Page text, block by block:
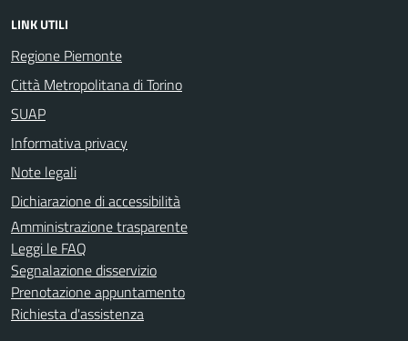
LINK UTILI
Regione Piemonte
Città Metropolitana di Torino
SUAP
Informativa privacy
Note legali
Dichiarazione di accessibilità
Amministrazione trasparente
Leggi le FAQ
Segnalazione disservizio
Prenotazione appuntamento
Richiesta d'assistenza